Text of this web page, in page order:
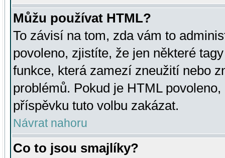
Můžu používat HTML?
To závisí na tom, zda vám to
povoleno, zjistíte, že jen některé
funkce, která zamezí zneužití nebo
problémů. Pokud je HTML
příspěvku tuto volbu zakázat.
Návrat nahoru
Co to jsou smajlíky?